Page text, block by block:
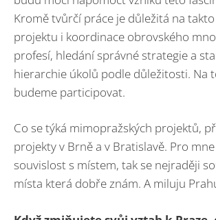
Kromě tvůrčí práce je důležitá na
projektu i koordinace obrovského
profesí, hledání správné strategie a
hierarchie úkolů podle důležitosti. Na
budeme participovat.
Co se týká mimopražských projektů,
projekty v Brně a v Bratislavě. Pro
souvislost s místem, tak se nejraději
místa která dobře znám. A miluju